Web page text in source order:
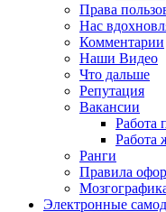
Права
Нас
Комментарии
Наши Видео
Что дальше
Репутация
Вакансии
Работа
Работа
Ранги
Правила
Электронные